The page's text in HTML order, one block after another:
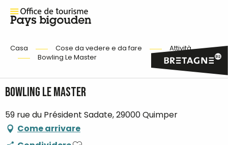
Casa Cose da vedere e da fare
Attività
Bowling Le Master
Bowling Le Master
59 rue du Président Sadate, 29000 Quimper
Come arrivare
Ajouter aux favoris